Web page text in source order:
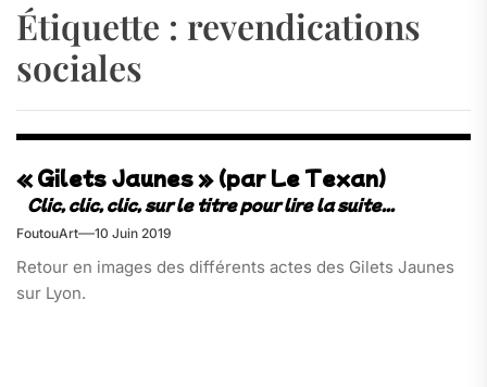
Étiquette : revendications
sociales
« Gilets Jaunes » (par Le Texan)
FoutouArt 10 Juin 2019
Retour en images des différents actes des Gilets Jaunes
sur Lyon.